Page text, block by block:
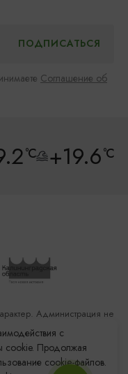
Соглашение об
°C +19.6°C
Администрация не
с
cookie. Продолжая
cookie-файлов.